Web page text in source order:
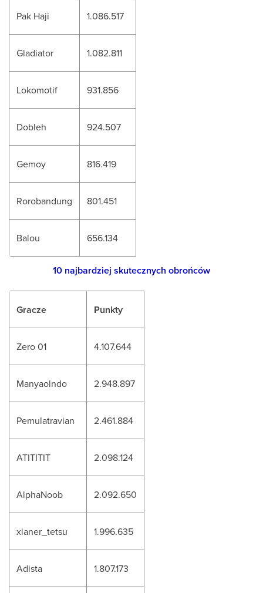
Pak Haji 1.086.517
Gladiator 1.082.811
Lokomotif 931.856
Dobleh 924.507
Gemoy 816.419
Rorobandung 801.451
Balou 656.134
10 najbardziej skutecznych obrońców
Gracze Punkty
Zero 01 4.107.644
Manyaolndo 2.948.897
Pemulatravian 2.461.884
ATITITIT 2.098.124
AlphaNoob 2.092.650
xianer_tetsu 1.996.635
Adista 1.807.173